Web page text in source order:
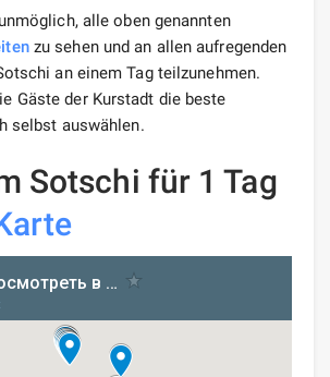
alle oben genannten
zu sehen und an allen aufregenden
an einem Tag teilzunehmen.
Gäste der Kurstadt die beste
selbst auswählen.
Sotschi für 1 Tag